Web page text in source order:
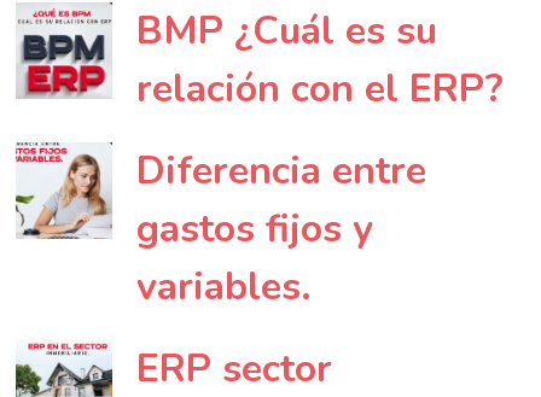
BMP ¿Cuál es su
relación con el ERP?
Diferencia entre
gastos fijos y
variables.
ERP sector